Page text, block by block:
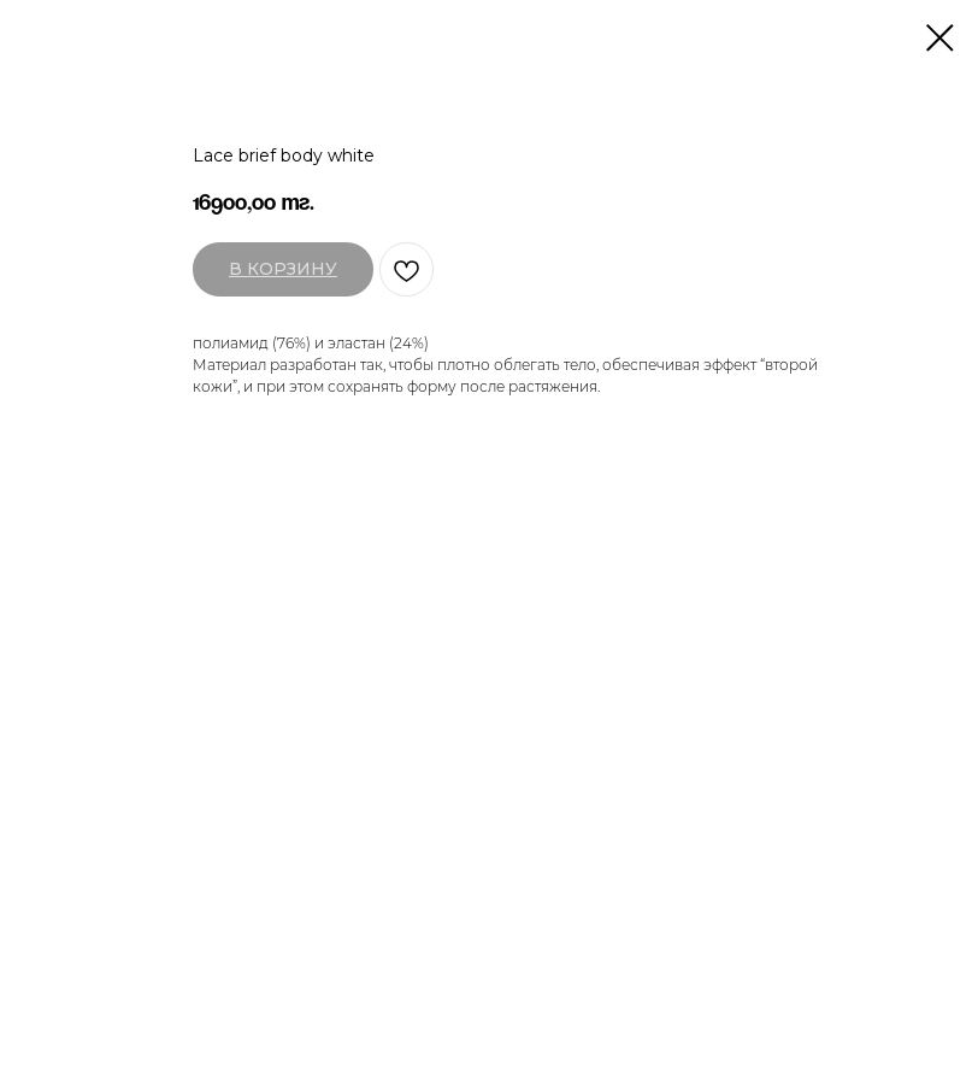
Lace brief body white
16900,00 тг.
В КОРЗИНУ
полиамид (76%) и эластан (24%)
Материал разработан так, чтобы плотно облегать тело, обеспечивая эффект “второй
кожи”, и при этом сохранять форму после растяжения.